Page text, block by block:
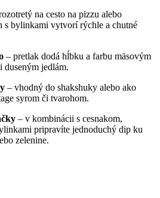
na cesto na pizzu alebo
s bylinkami vytvorí rýchle a chutné
– pretlak dodá hĺbku a farbu mäsovým
duseným jedlám.
– vhodný do shakshuky alebo ako
syrom či tvarohom.
– v kombinácii s cesnakom,
pripravíte jednoduchý dip ku
zelenine.